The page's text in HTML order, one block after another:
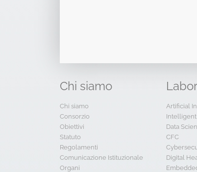
Chi siamo
Chi siamo
Consorzio
Obiettivi
Statuto
Regolamenti
Comunicazione Istituzionale
Organi
Artificial
Intelligent
Data
CFC
Digital